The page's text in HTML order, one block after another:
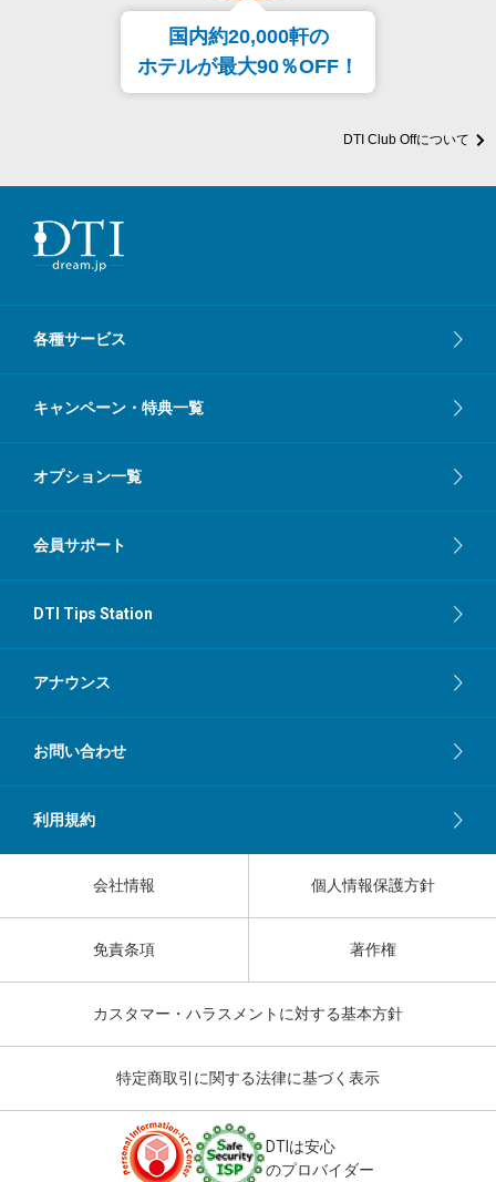
国内約20,000軒の
ホテルが最大90％OFF！
DTI Club Offについて
各種サービス
キャンペーン・特典一覧
オプション一覧
会員サポート
DTI Tips Station
アナウンス
お問い合わせ
利用規約
会社情報 個人情報保護方針
カスタマー・ハラスメントに対する基本方針
免責条項 著作権
特定商取引に関する法律に基づく表示
DTIは安心
のプロバイダー